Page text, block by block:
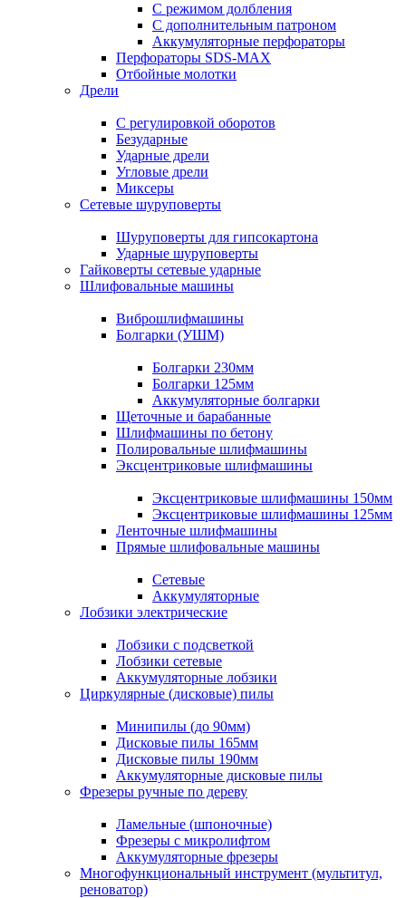
С режимом долбления
С дополнительным патроном
Аккумуляторные перфораторы
Перфораторы SDS-MAX
Отбойные молотки
Дрели
С регулировкой оборотов
Безударные
Ударные дрели
Угловые дрели
Миксеры
Сетевые шуруповерты
Шуруповерты для гипсокартона
Ударные шуруповерты
Гайковерты сетевые ударные
Шлифовальные машины
Виброшлифмашины
Болгарки (УШМ)
Болгарки 230мм
Болгарки 125мм
Аккумуляторные болгарки
Щеточные и барабанные
Шлифмашины по бетону
Полировальные шлифмашины
Эксцентриковые шлифмашины
Эксцентриковые шлифмашины 150мм
Эксцентриковые шлифмашины 125мм
Ленточные шлифмашины
Прямые шлифовальные машины
Сетевые
Аккумуляторные
Лобзики электрические
Лобзики с подсветкой
Лобзики сетевые
Аккумуляторные лобзики
Циркулярные (дисковые) пилы
Минипилы (до 90мм)
Дисковые пилы 165мм
Дисковые пилы 190мм
Аккумуляторные дисковые пилы
Фрезеры ручные по дереву
Ламельные (шпоночные)
Фрезеры с микролифтом
Аккумуляторные фрезеры
Многофункциональный инструмент (мультитул,
реноватор)